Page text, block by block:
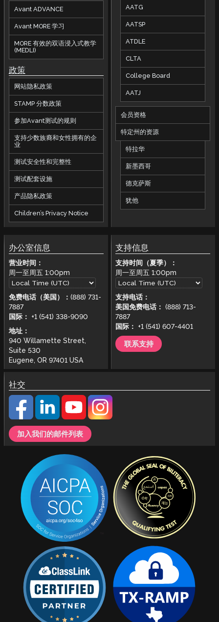
Avant ADVANCE
Avant MORE 学习
MORE 有效的双语浸入式教学
(MEDLI)
政策
网站隐私政策
STAMP 分数政策
参加Avant测试的规则
支持少数族裔和女性拥有的企
业
测试安全性和完整性
测试配套设施
产品隐私政策
Children’s Privacy Notice
AATG
AATSP
ATDLE
CLTA
College Board
AATJ
会员资格
特定州的资源
特拉华
新墨西哥
德克萨斯
犹他
办公室信息
营业时间：
周一至周五 1:00pm
免费电话（美国）： (888) 731-
7887
国际：
+1 (541) 338-9090
地址：
940 Willamette Street,
Suite 530
Eugene, OR 97401 USA
支持信息
支持时间（夏季）：
周一至周五1:00pm
支持电话：
美国免费电话： (888) 713-
7887
国际：
+1 (541) 607-4401
联系支持
社交
加入我们的邮件列表